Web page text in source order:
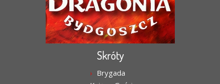
Skróty
Brygada